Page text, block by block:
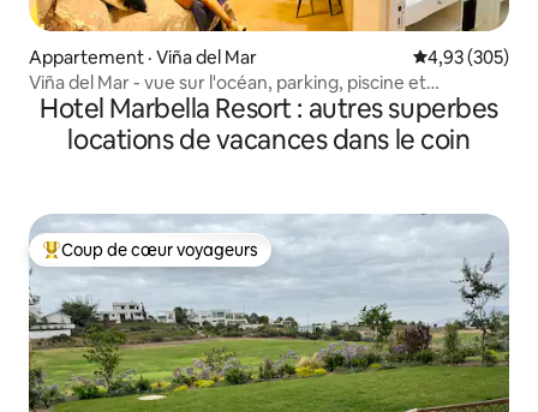
Appartement · Viña del Mar Note
4,93 (305)
Viña del Mar - vue sur l'océan, parking, piscine et
climatisation
Hotel Marbella Resort : autres superbes
locations de vacances dans le coin
Coup de cœur voyageurs parmi les plus aimés
Coup de cœur voyageurs